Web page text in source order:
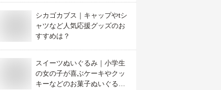
シカゴカブス｜キャップやtシ
ャツなど人気応援グッズのお
すすめは？
スイーツぬいぐるみ｜小学生
の女の子が喜ぶケーキやクッ
キーなどのお菓子ぬいぐるみ